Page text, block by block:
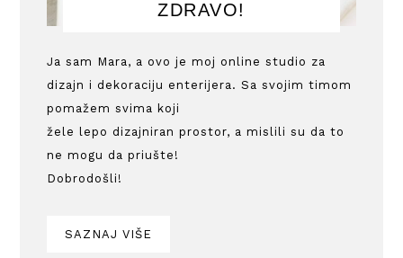
ZDRAVO!
Ja sam Mara, a ovo je moj online studio za
dizajn i dekoraciju enterijera. Sa svojim timom
pomažem svima koji
žele lepo dizajniran prostor, a mislili su da to
ne mogu da priušte!
Dobrodošli!
SAZNAJ VIŠE